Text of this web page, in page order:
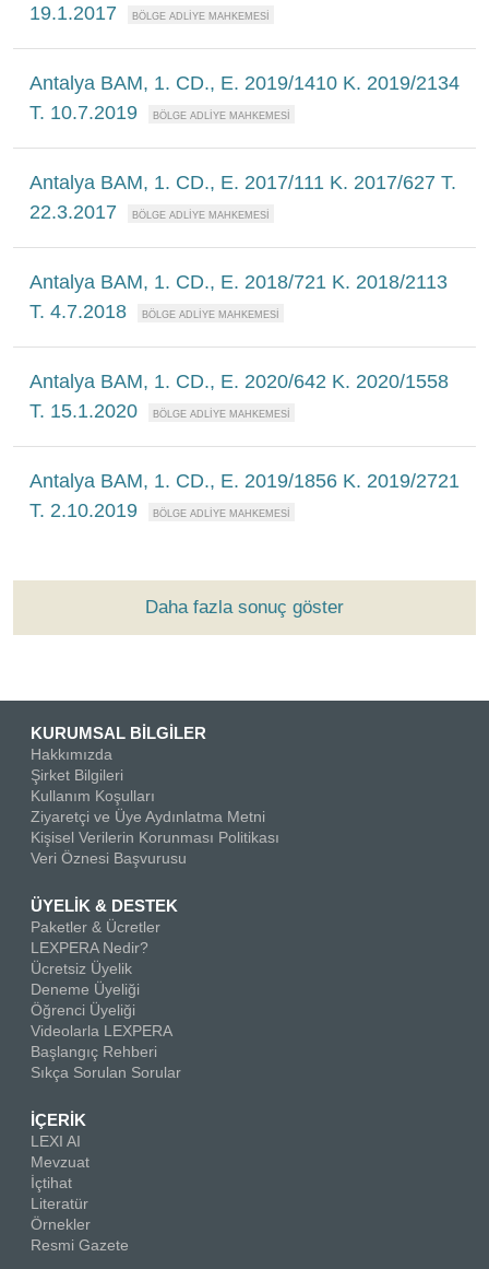
19.1.2017
Antalya BAM, 1. CD., E. 2019/1410 K. 2019/2134
T. 10.7.2019
Antalya BAM, 1. CD., E. 2017/111 K. 2017/627 T.
22.3.2017
Antalya BAM, 1. CD., E. 2018/721 K. 2018/2113
T. 4.7.2018
Antalya BAM, 1. CD., E. 2020/642 K. 2020/1558
T. 15.1.2020
Antalya BAM, 1. CD., E. 2019/1856 K. 2019/2721
T. 2.10.2019
Daha fazla sonuç göster
KURUMSAL BİLGİLER
Hakkımızda
Şirket Bilgileri
Kullanım Koşulları
Ziyaretçi ve Üye Aydınlatma Metni
Kişisel Verilerin Korunması Politikası
Veri Öznesi Başvurusu
ÜYELİK & DESTEK
Paketler & Ücretler
LEXPERA Nedir?
Ücretsiz Üyelik
Deneme Üyeliği
Öğrenci Üyeliği
Videolarla LEXPERA
Başlangıç Rehberi
Sıkça Sorulan Sorular
İÇERİK
LEXI AI
Mevzuat
İçtihat
Literatür
Örnekler
Resmi Gazete